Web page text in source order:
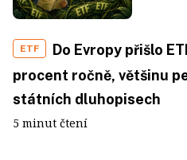
ETF
Do Evropy přišlo
procent ročně, většinu
státních dluhopisech
5 minut čtení